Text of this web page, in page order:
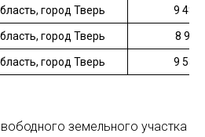
город Тверь 9 485
город Тверь 8 906
город Тверь 9 535
земельного участка